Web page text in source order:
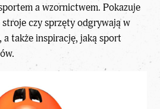
a wzornictwem. Pokazuje
czy sprzęty odgrywają w
także inspirację, jaką sport